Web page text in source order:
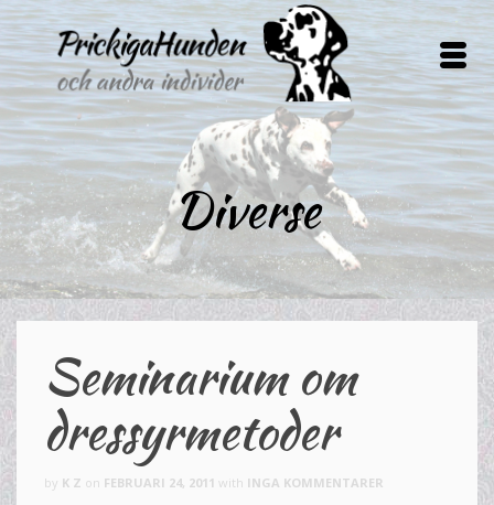
Diverse
Seminarium om
dressyrmetoder
by K Z on FEBRUARI 24, 2011 with INGA KOMMENTARER